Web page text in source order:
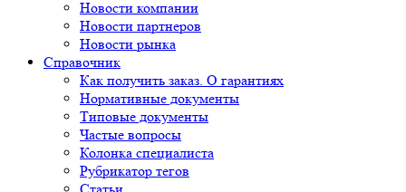
Новости компании
Новости партнеров
Новости рынка
Справочник
Как получить заказ. О гарантиях
Нормативные документы
Типовые документы
Частые вопросы
Колонка специалиста
Рубрикатор тегов
Статьи